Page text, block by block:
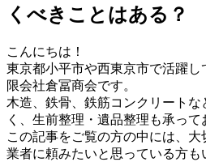
くべきことはある？
こんにちは！
東京都小平市や西東京市で活躍
限会社倉冨商会です。
木造、鉄骨、鉄筋コンクリート
く、生前整理・遺品整理も承って
この記事をご覧の方の中には、
業者に頼みたいと思っている方